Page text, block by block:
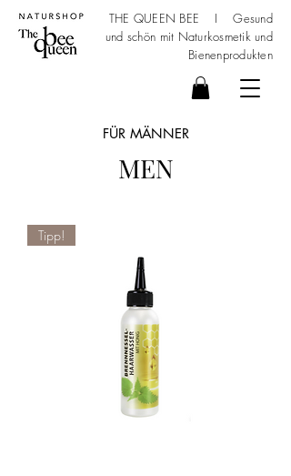
THE QUEEN BEE I Gesund
und schön mit Naturkosmetikund
Bienenprodukten
FÜR MÄNNER
MEN
Tipp!